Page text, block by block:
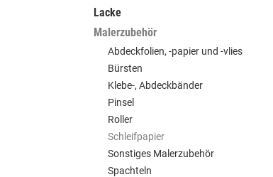
Lacke
Malerzubehör
Abdeckfolien, -papier und -vlies
Bürsten
Klebe-, Abdeckbänder
Pinsel
Roller
Schleifpapier
Sonstiges Malerzubehör
Spachteln